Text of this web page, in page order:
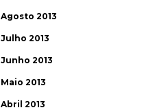
Agosto 2013
Julho 2013
Junho 2013
Maio 2013
Abril 2013